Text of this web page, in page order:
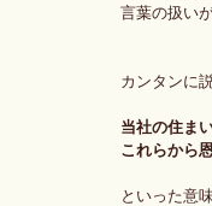
言葉の扱い
カンタンに
当社の住ま
これらから
といった意